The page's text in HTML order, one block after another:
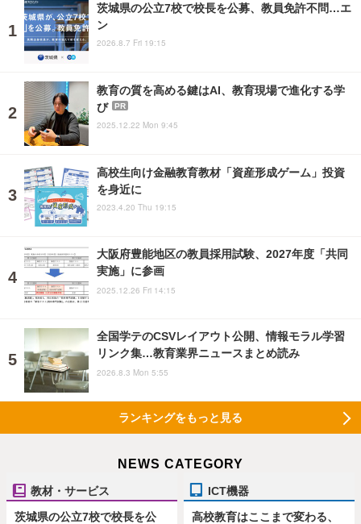
茨城県の公立7校で校長を公募、教員免許不問…エ
ン
2026.8.7 Fri 19:15
教育の質を高める鍵はAI、教育現場で進化する学
び
PR
2025.12.22 Mon 9:45
高校生向け金融教育教材「資産形成ゲーム」投資
を身近に
2023.4.20 Thu 19:15
大阪府豊能地区の教員採用試験、2027年度「共同
実施」に参画
2025.12.26 Fri 14:15
全国学テのCSVレイアウト公開、情報モラル学習
リンク集…教育業界ニュースまとめ読み
2026.8.3 Mon 5:55
ランキングをもっと見る
NEWS CATEGORY
教材・サービス
茨城県の公立7校で校長を公
ICT機器
高校教育はここまで変わる、